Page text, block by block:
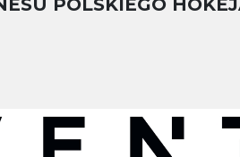
POLSKIEGO